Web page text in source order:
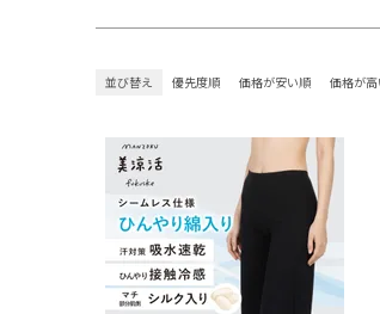
並び替え 優先度順 価格が安い順 価格が